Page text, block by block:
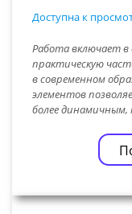
Доступна к
Работа включает в
практическую
в современном
элементов
более